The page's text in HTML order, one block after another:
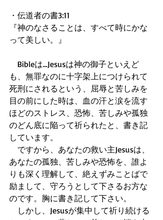
・伝道者の書3:11
『神のなさることは、すべて時にかな
って美しい。』
Bibleは...Jesusは神の御子といえど
も、無罪なのに十字架上につけられて
死刑にされるという、屈辱と苦しみを
目の前にした時は、血の汗と涙を流す
ほどのストレス、恐怖、苦しみや孤独
のどん底に陥って祈られたと、書き記
しています。
ですから、あなたの救い主Jesusは、
あなたの孤独、苦しみや恐怖を、誰よ
りも深く理解して、絶えずみことばで
励まして、守ろうとして下さるお方な
のです。胸に書き記して下さい。
しかし、Jesusが集中して祈り続ける